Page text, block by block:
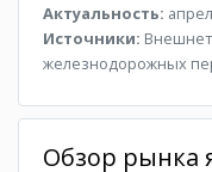
Актуальность:
Источники:
железнодорожных
Обзор рынка